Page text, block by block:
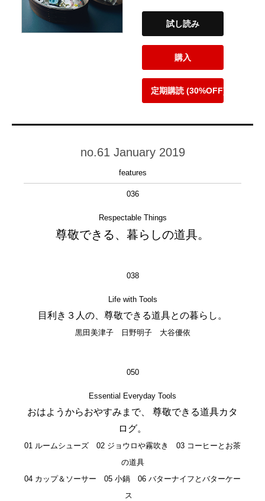
試し読み
購入
定期購読 (30%OFF)
no.61 January 2019
features
036
Respectable Things
尊敬できる、暮らしの道具。
038
Life with Tools
目利き３人の、尊敬できる道具との暮らし。
黒田美津子 日野明子 大谷優依
050
Essential Everyday Tools
おはようからおやすみまで、 尊敬できる道具カタ
ログ。
01 ルームシューズ 02 ジョウロや霧吹き 03 コーヒーとお茶
の道具
04 カップ＆ソーサー 05 小鍋 06 バターナイフとバターケー
ス